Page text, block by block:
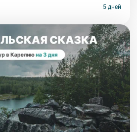
5 дней